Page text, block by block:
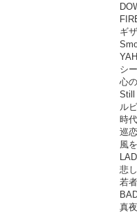
ギ
シ
心
Still
ル
時
巡
風
悲
若
真